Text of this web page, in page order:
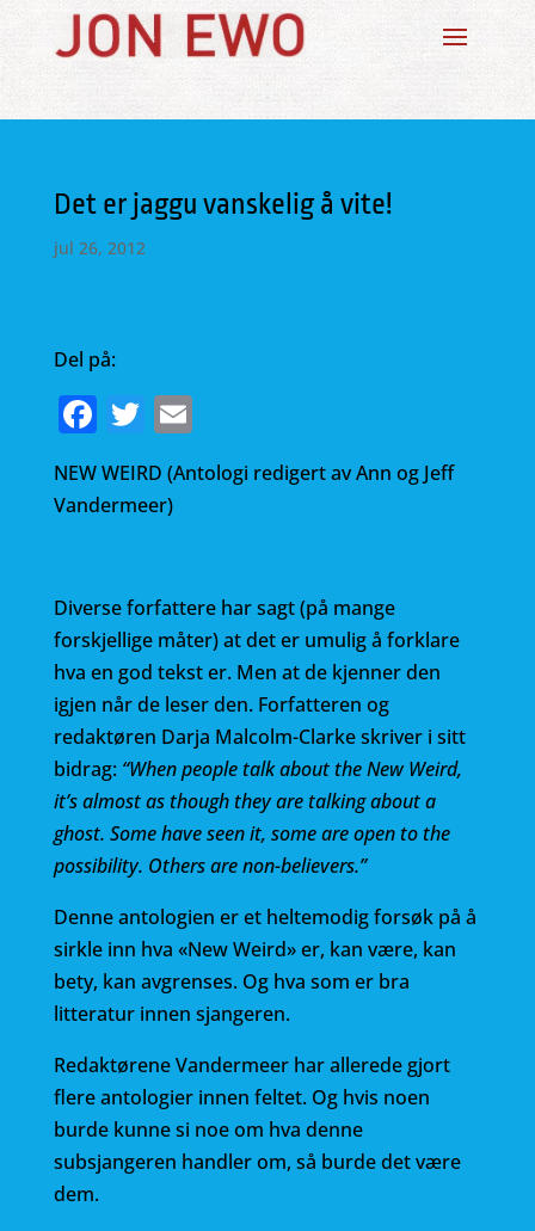
Det er jaggu vanskelig å vite!
jul 26, 2012
Del på:
F
a
c
e
o
o
k
T
w
it
te
E
m
ai
NEW WEIRD (Antologi redigert av Ann og Jeff
Vandermeer)
Diverse forfattere har sagt (på mange
forskjellige måter) at det er umulig å forklare
hva en god tekst er. Men at de kjenner den
igjen når de leser den. Forfatteren og
redaktøren Darja Malcolm-Clarke skriver i sitt
bidrag: “When people talk about the New Weird,
it’s almost as though they are talking about a
ghost. Some have seen it, some are open to the
possibility. Others are non-believers.”
Denne antologien er et heltemodig forsøk på å
sirkle inn hva «New Weird» er, kan være, kan
bety, kan avgrenses. Og hva som er bra
litteratur innen sjangeren.
Redaktørene Vandermeer har allerede gjort
flere antologier innen feltet. Og hvis noen
burde kunne si noe om hva denne
subsjangeren handler om, så burde det være
dem.